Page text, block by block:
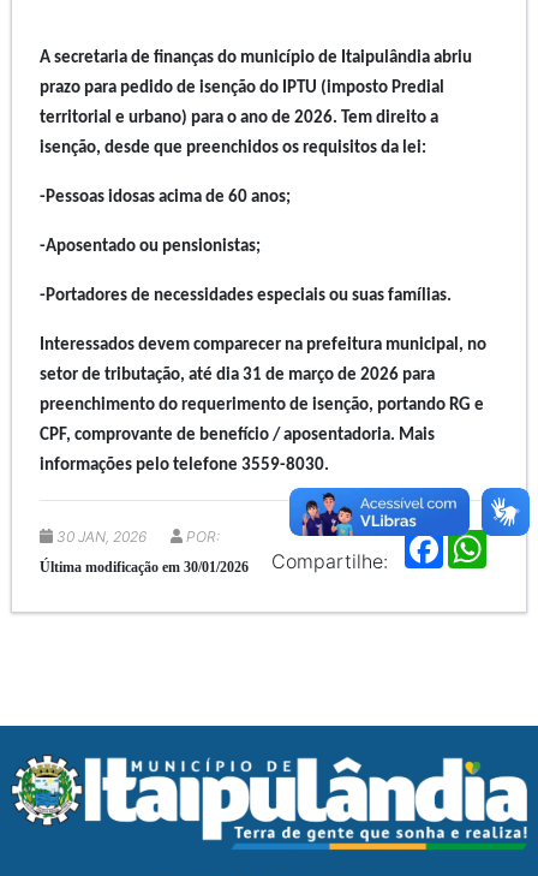
A secretaria de finanças do município de Itaipulândia abriu
prazo para pedido de isenção do IPTU (imposto Predial
territorial e urbano) para o ano de 2026. Tem direito a
isenção, desde que preenchidos os requisitos da lei:
-Pessoas idosas acima de 60 anos;
-Aposentado ou pensionistas;
-Portadores de necessidades especiais ou suas famílias.
Interessados devem comparecer na prefeitura municipal, no
setor de tributação, até dia 31 de março de 2026 para
preenchimento do requerimento de isenção, portando RG e
CPF, comprovante de benefício / aposentadoria. Mais
informações pelo telefone 3559-8030.
Compartilhe:
F
a
b
W
s
30 JAN, 2026 POR:
Última modificação em 30/01/2026